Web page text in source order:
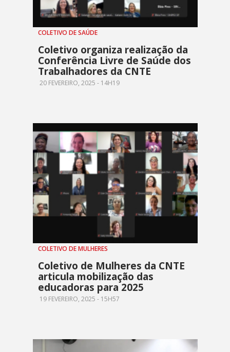
COLETIVO DE SAÚDE
Coletivo organiza realização da
Conferência Livre de Saúde dos
Trabalhadores da CNTE
20 FEVEREIRO, 2025 - 14H19
COLETIVO DE MULHERES
Coletivo de Mulheres da CNTE
articula mobilização das
educadoras para 2025
19 FEVEREIRO, 2025 - 15H57